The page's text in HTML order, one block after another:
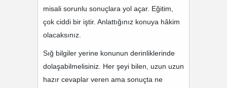
misali sorunlu sonuçlara yol açar. Eğitim,
çok ciddi bir iştir. Anlattığınız konuya hâkim
olacaksınız.
Sığ bilgiler yerine konunun derinliklerinde
dolaşabilmelisiniz. Her şeyi bilen, uzun uzun
hazır cevaplar veren ama sonuçta ne